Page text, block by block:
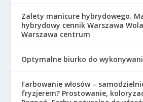
Zalety manicure hybrydowego.
hybrydowy cennik Warszawa
Warszawa centrum
Optymalne biurko do
Farbowanie włosów –
fryzjerem? Prostowanie,